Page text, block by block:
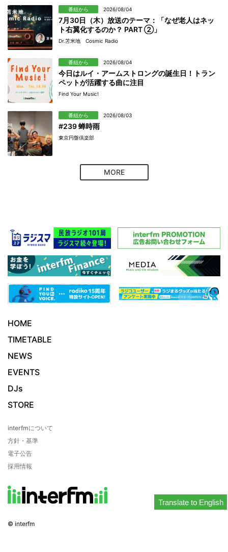
番組から 2026/08/04
7月30日（木）放送のテーマ：「なぜ老人はネッ
ト右翼化するのか？ PART ②」
Dr.苫米地 Cosmic Radio
番組から 2026/08/04
今日はルイ・アームストロングの誕生日！トラン
ペットが活躍する曲に注目
Find Your Music!
番組から 2026/08/03
#239 蝉時雨
東京円盤倶楽部
MORE
Translate to English
HOME
TIMETABLE
NEWS
EVENTS
DJs
STORE
interfmについて
方針・基準
電子公告
採用情報
© interfm